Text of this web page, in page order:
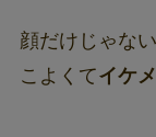
顔だけじゃな
こよくてイケ